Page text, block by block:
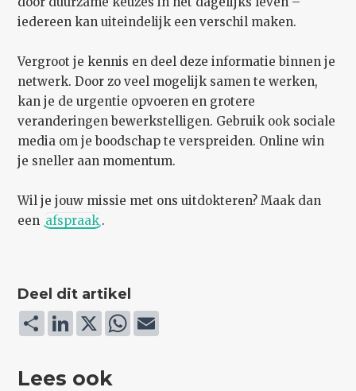
iedereen kan uiteindelijk een verschil maken.
Vergroot je kennis en deel deze informatie binnen je
netwerk. Door zo veel mogelijk samen te werken,
kan je de urgentie opvoeren en grotere
veranderingen bewerkstelligen. Gebruik ook sociale
media om je boodschap te verspreiden. Online win
je sneller aan momentum.
Wil je jouw missie met ons uitdokteren? Maak dan
een afspraak .
Deel dit artikel
Deel LinkedIn
X WhatsApp
Lees ook